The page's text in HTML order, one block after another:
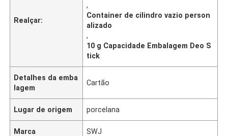
Realçar:
,
Container de cilindro vazio person
alizado
,
10 g Capacidade Embalagem Deo S
tick
Detalhes da emba
lagem
Cartão
Lugar de origem porcelana
Marca SWJ